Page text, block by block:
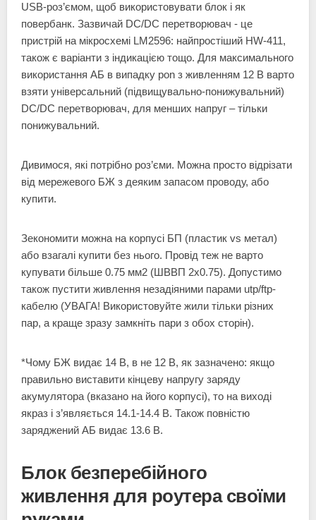
USB-роз’ємом, щоб використовувати блок і як
повербанк. Зазвичай DC/DC перетворювач - це
пристрій на мікросхемі LM2596: найпростіший HW-411,
також є варіанти з індикацією тощо. Для максимального
використання АБ в випадку pon з живленням 12 В варто
взяти універсальний (підвищувально-понижувальний)
DC/DC перетворювач, для менших напруг – тільки
понижувальний.
Дивимося, які потрібно роз’єми. Можна просто відрізати
від мережевого БЖ з деяким запасом проводу, або
купити.
Зекономити можна на корпусі БП (пластик vs метал)
або взагалі купити без нього. Провід теж не варто
купувати більше 0.75 мм2 (ШВВП 2х0.75). Допустимо
також пустити живлення незадіяними парами utp/ftp-
кабелю (УВАГА! Використовуйте жили тільки різних
пар, а краще зразу замкніть пари з обох сторін).
*Чому БЖ видає 14 В, в не 12 В, як зазначено: якщо
правильно виставити кінцеву напругу заряду
акумулятора (вказано на його корпусі), то на виході
якраз і з’являється 14.1-14.4 В. Також повністю
заряджений АБ видає 13.6 В.
Блок безперебійного
живлення для роутера своїми